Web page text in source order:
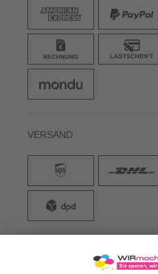
VERSAND
WIRmachenDRUCK GmbH